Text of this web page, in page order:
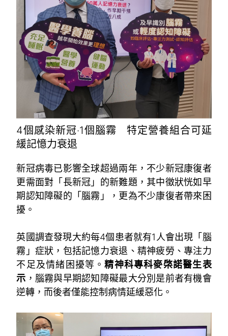
4個感染新冠‧1個腦霧 特定營養組合可延
緩記憶力衰退
新冠病毒已影響全球超過兩年，不少新冠康復者
更需面對「長新冠」的新難題，其中徵狀恍如早
期認知障礙的「腦霧」，更為不少康復者帶來困
擾。
英國調查發現大約每4個患者就有1人會出現「腦
霧」症狀，包括記憶力衰退、精神疲勞、專注力
不足及情緒困擾等。精神科專科麥棨諾醫生表
示 ，腦霧與早期認知障礙最大分別是前者有機會
逆轉，而後者僅能控制病情延緩惡化。